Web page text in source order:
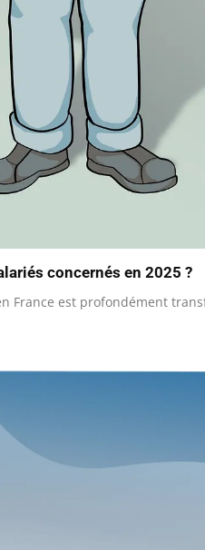
concernés en 2025 ?
France est profondément